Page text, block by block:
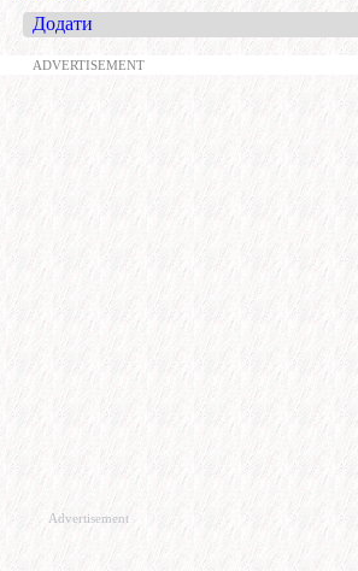
Додати
ADVERTISEMENT
Advertisement